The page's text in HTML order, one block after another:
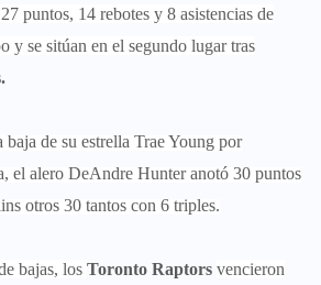
puntos, 14 rebotes y 8 asistencias de
y se sitúan en el segundo lugar tras
de su estrella Trae Young por
el alero DeAndre Hunter anotó 30 puntos
otros 30 tantos con 6 triples.
bajas, los Toronto Raptors vencieron